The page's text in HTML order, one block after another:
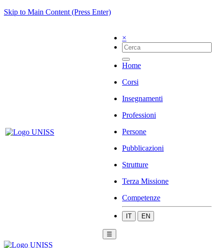
Skip to Main Content (Press Enter)
×
Home
Corsi
Insegnamenti
Professioni
Persone
Pubblicazioni
Strutture
Terza Missione
Competenze
IT EN
☰